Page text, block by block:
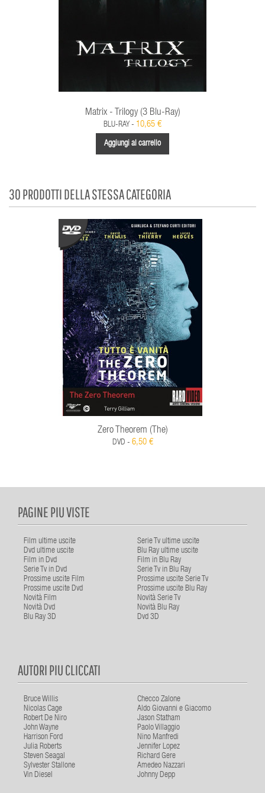
Matrix - Trilogy (3 Blu-Ray)
BLU-RAY - 10,65 €
Aggiungi al carrello
30 PRODOTTI DELLA STESSA CATEGORIA
Zero Theorem (The)
DVD - 6,50 €
PAGINE PIU VISTE
Film ultime uscite
Serie Tv ultime uscite
Dvd ultime uscite
Blu Ray ultime uscite
Film in Dvd
Film in Blu Ray
Serie Tv in Dvd
Serie Tv in Blu Ray
Prossime uscite Film
Prossime uscite Serie Tv
Prossime uscite Dvd
Prossime uscite Blu Ray
Novità Film
Novità Serie Tv
Novità Dvd
Novità Blu Ray
Blu Ray 3D
Dvd 3D
AUTORI PIU CLICCATI
Bruce Willis
Checco Zalone
Nicolas Cage
Aldo Giovanni e Giacomo
Robert De Niro
Jason Statham
John Wayne
Paolo Villaggio
Harrison Ford
Nino Manfredi
Julia Roberts
Jennifer Lopez
Steven Seagal
Richard Gere
Sylvester Stallone
Amedeo Nazzari
Vin Diesel
Johnny Depp